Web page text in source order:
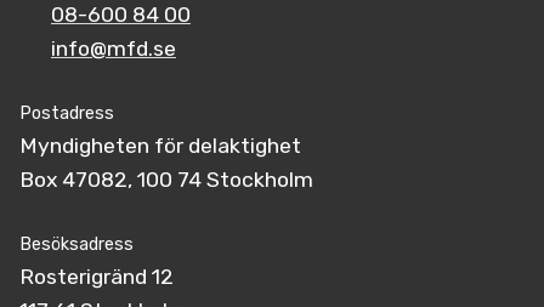
08-600 84 00
info@mfd.se
Postadress
Myndigheten för delaktighet
Box 47082, 100 74 Stockholm
Besöksadress
Rosterigränd 12